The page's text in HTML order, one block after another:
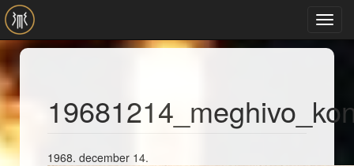
Ugrás a tartalomra
1968. december 14.